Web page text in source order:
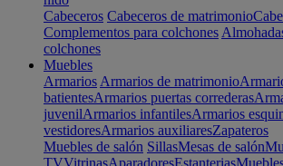
Cabeceros Cabeceros de matrimonio
Complementos para colchones
colchones
Muebles
Armarios Armarios de matrimonio
batientesArmarios puertas correderas
juvenilArmarios infantilesArmarios
vestidoresArmarios auxiliaresZapateros
Muebles de salón SillasMesas de salón
TVVitrinasAparadoresEstanterias